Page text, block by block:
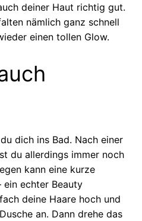
deiner Haut richtig gut.
nämlich ganz schnell
einen tollen Glow.
dich ins Bad. Nach einer
du allerdings immer noch
kann eine kurze
ein echter Beauty
deine Haare hoch und
an. Dann drehe das